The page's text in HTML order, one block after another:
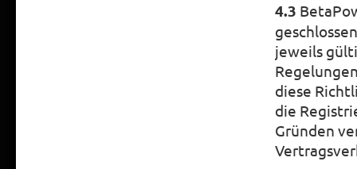
4.3
jeweils
diese
die
Gründen